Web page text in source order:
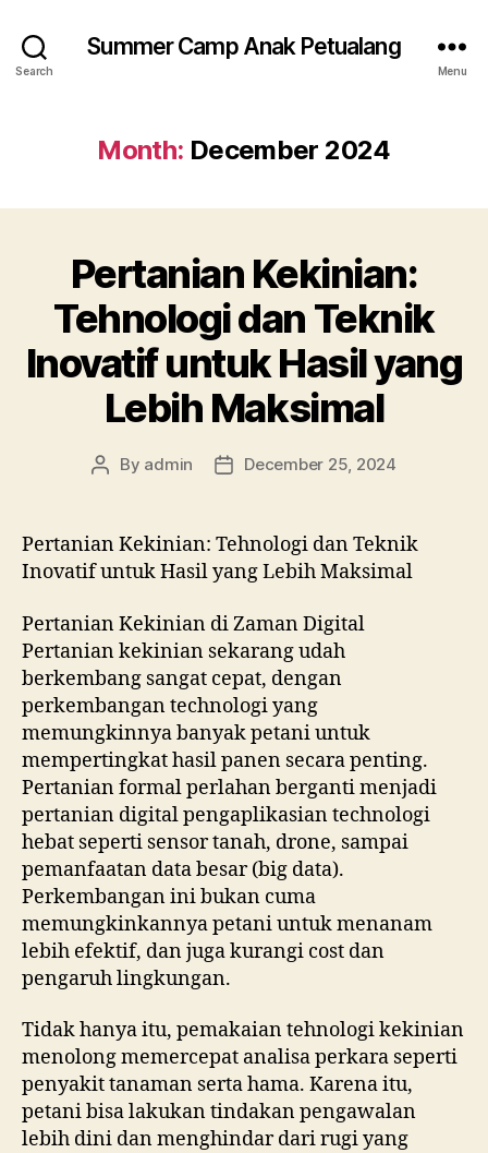
Search
Summer Camp Anak Petualang
Menu
Month: December 2024
Pertanian Kekinian:
Tehnologi dan Teknik
Inovatif untuk Hasil yang
Lebih Maksimal
Post
By admin
PostDecember 25, 2024
Pertanian Kekinian: Tehnologi dan Teknik
Inovatif untuk Hasil yang Lebih Maksimal
Pertanian Kekinian di Zaman Digital
Pertanian kekinian sekarang udah
berkembang sangat cepat, dengan
perkembangan technologi yang
memungkinnya banyak petani untuk
mempertingkat hasil panen secara penting.
Pertanian formal perlahan berganti menjadi
pertanian digital pengaplikasian technologi
hebat seperti sensor tanah, drone, sampai
pemanfaatan data besar (big data).
Perkembangan ini bukan cuma
memungkinkannya petani untuk menanam
lebih efektif, dan juga kurangi cost dan
pengaruh lingkungan.
Tidak hanya itu, pemakaian tehnologi kekinian
menolong memercepat analisa perkara seperti
penyakit tanaman serta hama. Karena itu,
petani bisa lakukan tindakan pengawalan
lebih dini dan menghindar dari rugi yang